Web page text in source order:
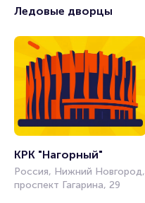
Ледовые дворцы
КРК "Нагорный"
Россия, Нижний Новгород,
проспект Гагарина, 29